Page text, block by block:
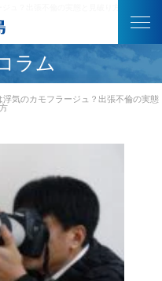
ラム
浮気のカモフラージュ？出張不倫の実態